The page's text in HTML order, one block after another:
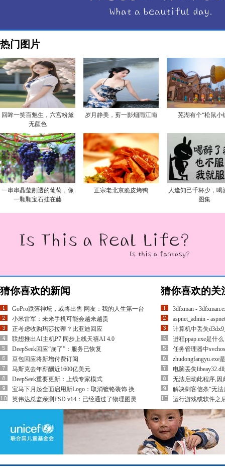
热门图片
回眸一笑百魅生，六宫粉黛
无颜色
岁月静美，剪一影烟雨江南 芜湖有个“松鼠小
一串串晶莹剔透的葡萄，像
一颗颗宝石挂在藤
正宗老北京脆皮烤鸭
人逢知己千杯少，喝
图集
猜你喜欢的新闻
GoPro跌落神坛，或将出售 网友：我的人生第一台
小米雷军：未来手机可能会越来越贵
正考虑收购玛莎拉蒂？比亚迪回应
联想推出AI主机P7 同步上线天禧AI 4.0
DeepSeek回应“崩了”：服务已恢复
豆包回应将新增付费订阅
马斯克去年薪酬近1600亿美元
DeepSeek重要更新：上线专家模式
宝马下月起全面启用新Logo：取消镀铬装饰 换
英伟达总监亲测FSD v14：已经通过了物理图灵
猜你喜欢的关
3dfxman -
aspnet_admin -
计算机中丢失
进程ppap.exe是什
任务管理器中
zhudongfangyu.exe
电脑丢失
无法启动此程序,因
解决刺客信条“无
运行游戏或软件之